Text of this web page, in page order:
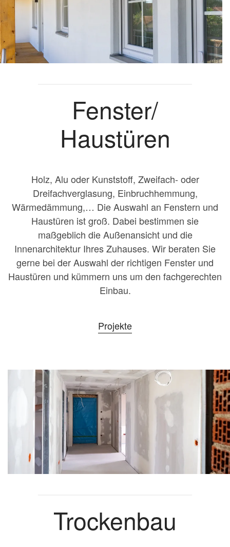
Fenster/
Haustüren
Holz, Alu oder Kunststoff, Zweifach- oder
Dreifachverglasung, Einbruchhemmung,
Wärmedämmung,… Die Auswahl an Fenstern und
Haustüren ist groß. Dabei bestimmen sie
maßgeblich die Außenansicht und die
Innenarchitektur Ihres Zuhauses. Wir beraten Sie
gerne bei der Auswahl der richtigen Fenster und
Haustüren und kümmern uns um den fachgerechten
Einbau.
Projekte
Trockenbau